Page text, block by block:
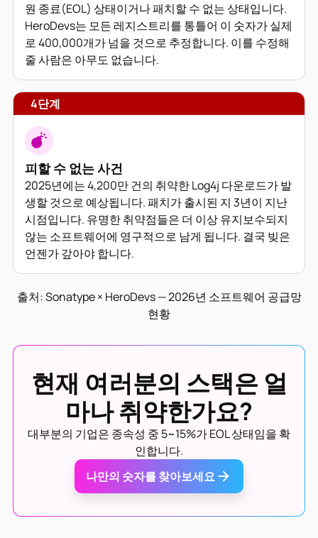
원 종료(EOL) 상태이거나 패치할 수 없는 상태입니다.
HeroDevs는 모든 레지스트리를 통틀어 이 숫자가 실제
로 400,000개가 넘을 것으로 추정합니다. 이를 수정해
줄 사람은 아무도 없습니다.
4단계
피할 수 없는 사건
2025년에는 4,200만 건의 취약한 Log4j 다운로드가 발
생할 것으로 예상됩니다. 패치가 출시된 지 3년이 지난
시점입니다. 유명한 취약점들은 더 이상 유지보수되지
않는 소프트웨어에 영구적으로 남게 됩니다. 결국 빚은
언젠가 갚아야 합니다.
출처: Sonatype × HeroDevs — 2026년 소프트웨어 공급망
현황
현재 여러분의 스택은 얼
마나 취약한가요?
대부분의 기업은 종속성 중 5~15%가 EOL 상태임을 확
인합니다.
나만의 숫자를 찾아보세요